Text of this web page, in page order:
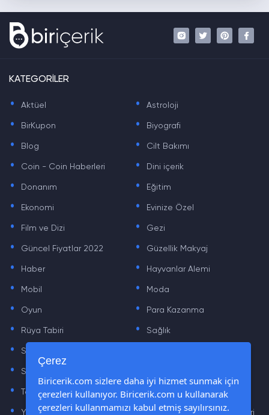
KATEGORİLER
. Aktüel . Astroloji
. BirKupon . Biyografi
. Blog . Cilt Bakımı
. Coin - Coin Haberleri . Dini içerik
. Donanım . Eğitim
. Ekonomi . Evinize Özel
. Film ve Dizi . Gezi
. Güncel Fiyatlar 2022 . Güzellik Makyaj
. Haber . Hayvanlar Alemi
. Mobil . Moda
. Oyun . Para Kazanma
. Rüya Tabiri . Sağlık
. Sinema .
. Sözler
. Teknoloji Haberleri . Yaşam
. Yazılım Haberleri . Yiyecek Önerileri ve Tarifleri
Çerez
Biricerik.com sizlere daha iyi hizmet sunmak için
çerezleri kullanıyor. Biricerik.com u kullanarak
çerezleri kullanmamızı kabul etmiş sayılırsınız.